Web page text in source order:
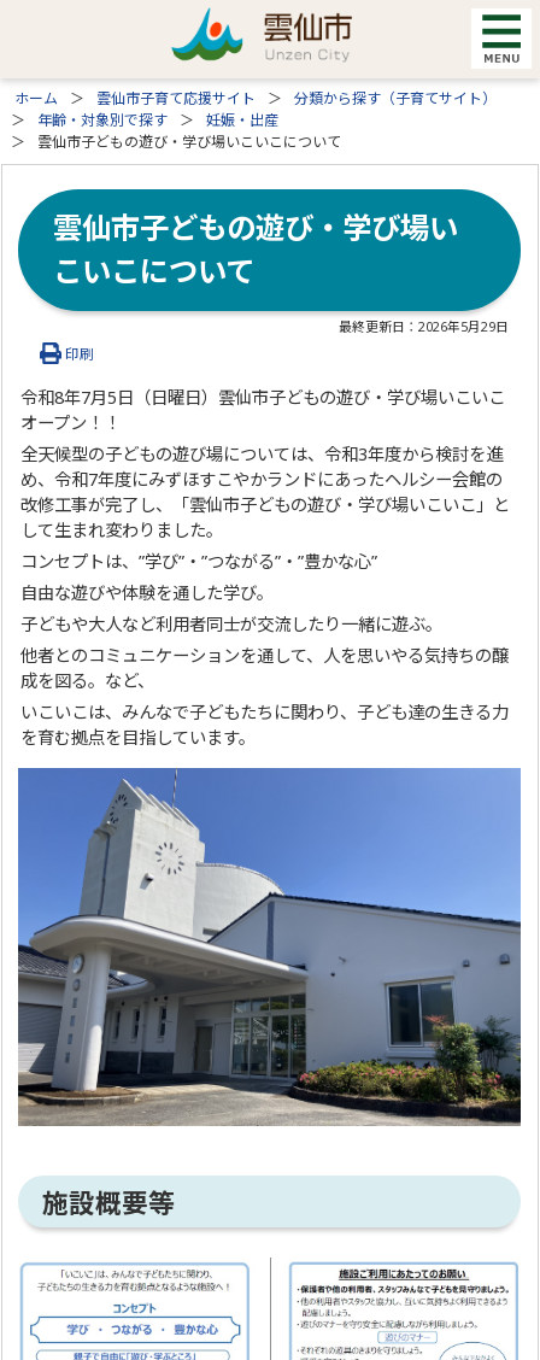
ホーム 雲仙市子育て応援サイト
分類から探す（子育てサイト）
年齢・対象別で探す
妊娠・出産
雲仙市子どもの遊び・学び場いこいこについて
雲仙市子どもの遊び・学び場い
こいこについて
最終更新日：2026年5月29日
印刷
令和8年7月5日（日曜日）雲仙市子どもの遊び・学び場いこいこ
オープン！！
全天候型の子どもの遊び場については、令和3年度から検討を進
め、令和7年度にみずほすこやかランドにあったヘルシー会館の
改修工事が完了し、「雲仙市子どもの遊び・学び場いこいこ」と
して生まれ変わりました。
コンセプトは、”学び”・”つながる”・”豊かな心”
自由な遊びや体験を通した学び。
子どもや大人など利用者同士が交流したり一緒に遊ぶ。
他者とのコミュニケーションを通して、人を思いやる気持ちの醸
成を図る。など、
いこいこは、みんなで子どもたちに関わり、子ども達の生きる力
を育む拠点を目指しています。
施設概要等